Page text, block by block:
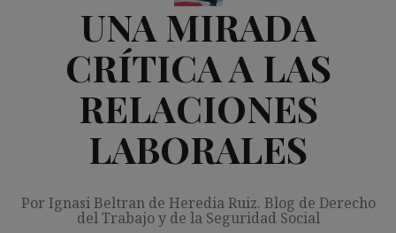
UNA MIRADA
CRÍTICA A LAS
RELACIONES
LABORALES
Por Ignasi Beltran de Heredia Ruiz. Blog de Derecho
del Trabajo y de la Seguridad Social